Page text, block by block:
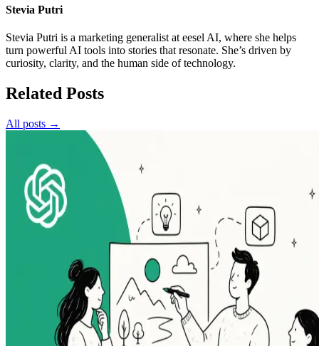
Stevia Putri
Stevia Putri is a marketing generalist at eesel AI, where she helps
turn powerful AI tools into stories that resonate. She’s driven by
curiosity, clarity, and the human side of technology.
Related Posts
All posts →